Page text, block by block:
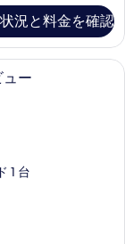
況と料金を確認
プルルーム コート
ー
1 台